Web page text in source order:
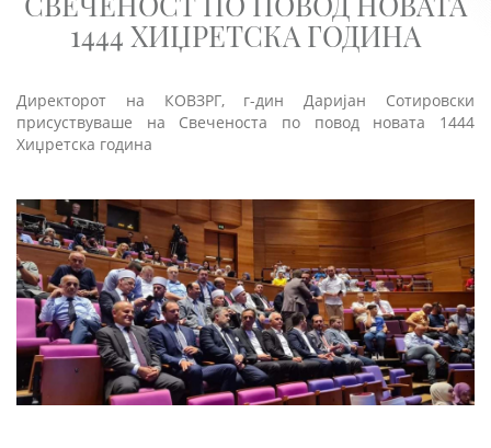
1444 ХИЏРЕТСКА ГОДИНА
Директорот на КОВЗРГ, г-дин Даријан Сотировски
присуствуваше на Свеченоста по повод новата 1444
Хиџретска година